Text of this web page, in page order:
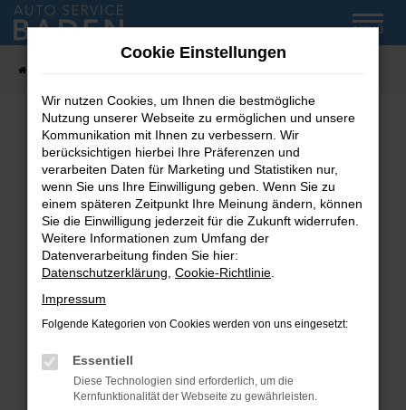
Zum
Hauptinhalt
MENÜ
Fehler: Network Error
Beim Laden ist ein Fehler aufgetreten.
Hier sind ein paar Tipps, die dir helfen können:
Überprüfe deine Firewall und deine
Internetverbindung.
Laden andere Webseiten, zum Beispiel deine
Suchmaschine?
Prüfe deine Browsererweiterungen.
können das Laden bestimmter Seiten
verhindern. Funktioniert die Seite in einem
Cookie Einstellungen
Wir nutzen Cookies, um Ihnen die bestmögliche
Nutzung unserer Webseite zu ermöglichen und unsere
Kommunikation mit Ihnen zu verbessern. Wir
berücksichtigen hierbei Ihre Präferenzen und
verarbeiten Daten für Marketing und Statistiken nur,
wenn Sie uns Ihre Einwilligung geben. Wenn Sie zu
einem späteren Zeitpunkt Ihre Meinung ändern, können
Sie die Einwilligung jederzeit für die Zukunft widerrufen.
Weitere Informationen zum Umfang der
Datenverarbeitung finden Sie hier:
Datenschutzerklärung Cookie-Richtlinie
Impressum
Folgende Kategorien von Cookies werden von uns eingesetzt:
Essentiell
Diese Technologien sind erforderlich, um die
Kernfunktionalität der Webseite zu gewährleisten.